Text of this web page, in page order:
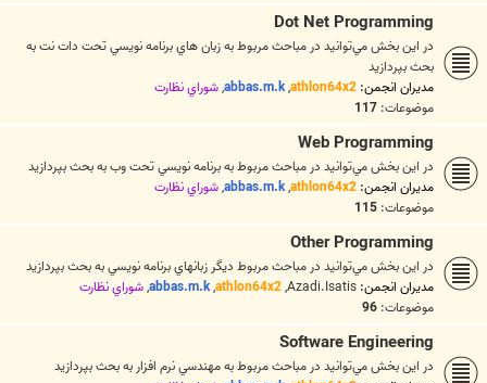
Dot Net Programming
در اين بخش مي‌توانيد در مباحث مربوط به زبان هاي برنامه نويسي تحت دات نت به
بحث بپردازيد
مدیران انجمن: athlon64x2
,
abbas.m.k
,شوراي نظارت
موضوعات: 117
Web Programming
در اين بخش مي‌توانيد در مباحث مربوط به برنامه نويسي تحت وب به بحث بپردازيد
مدیران انجمن: athlon64x2
,
abbas.m.k
,شوراي نظارت
موضوعات: 115
Other Programming
در اين بخش مي‌توانيد در مباحث مربوط ديگر زبانهاي برنامه نويسي به بحث بپردازيد
مدیران انجمن: Azadi.Isatis
,
athlon64x2
,
abbas.m.k
,شوراي نظارت
موضوعات: 96
Software Engineering
در اين بخش مي‌توانيد در مباحث مربوط به مهندسي نرم افزار به بحث بپردازيد